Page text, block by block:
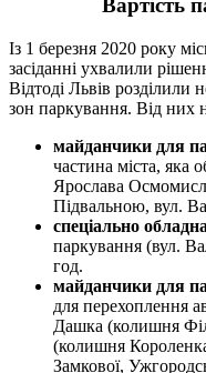
Вартість
Із 1 березня 2020 року
засіданні ухвалили
Відтоді Львів розділили
зон паркування. Від них
майданчики для
частина міста, яка
Ярослава
Підвальною, вул.
спеціально
паркування (вул.
год.
майданчики для
для перехоплення
Дашка (колишня
(колишня
Замкової,